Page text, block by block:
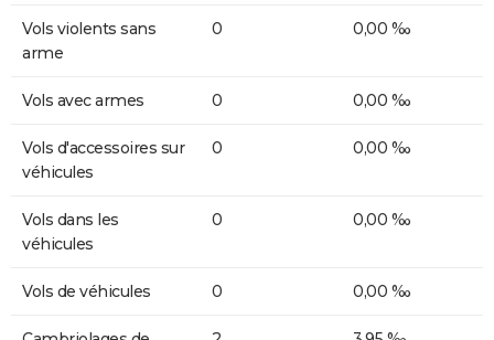
Vols violents sans
arme
0 0,00 ‰
Vols avec armes 0 0,00 ‰
Vols d'accessoires sur
véhicules
0 0,00 ‰
Vols dans les
véhicules
0 0,00 ‰
Vols de véhicules 0 0,00 ‰